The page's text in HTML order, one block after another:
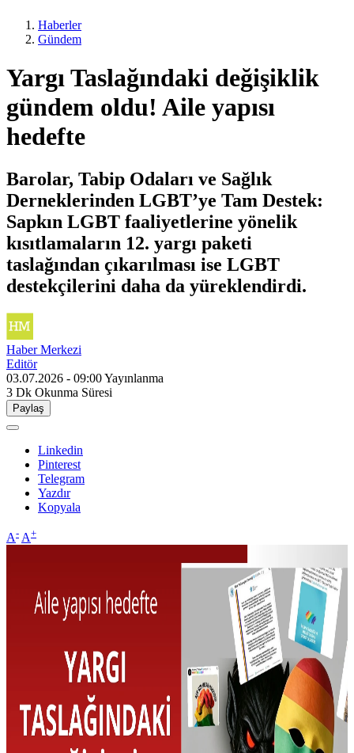
Haberler
Gündem
Yargı Taslağındaki değişiklik
gündem oldu! Aile yapısı
hedefte
Barolar, Tabip Odaları ve Sağlık
Derneklerinden LGBT’ye Tam Destek:
Sapkın LGBT faaliyetlerine yönelik
kısıtlamaların 12. yargı paketi
taslağından çıkarılması ise LGBT
destekçilerini daha da yüreklendirdi.
Haber Merkezi
Editör
03.07.2026 - 09:00Yayınlanma
3 Dk Okunma Süresi
Paylaş
Linkedin
Pinterest
Telegram
Yazdır
Kopyala
A- A+